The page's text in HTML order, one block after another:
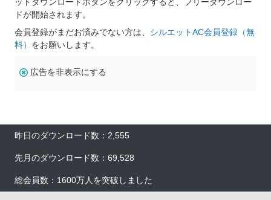
ットダウンロードボタンをクリックすると、フリーダウンロー
ドが開始されます。
会員登録がまだお済みでない方は、 シルエットAC会員登録（無
料） をお願いします。
広告を非表示にする
昨日のダウンロード数：2,555
先月のダウンロード数：69,528
総会員数：1600万人を突破しました